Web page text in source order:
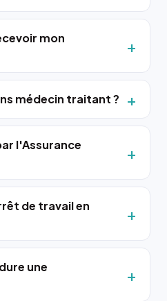
mon
médecin traitant ?
l'Assurance
de travail en
une